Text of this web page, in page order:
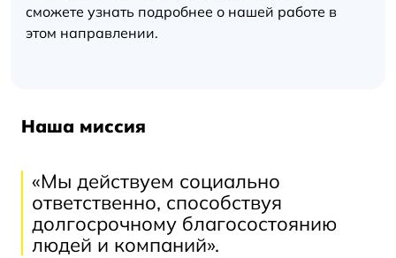
сможете узнать подробнее о нашей работе в
этом направлении.
Наша миссия
«Мы действуем социально
ответственно, способствуя
долгосрочному благосостоянию
людей и компаний».